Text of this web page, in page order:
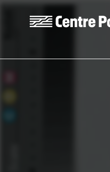
Skip to main content